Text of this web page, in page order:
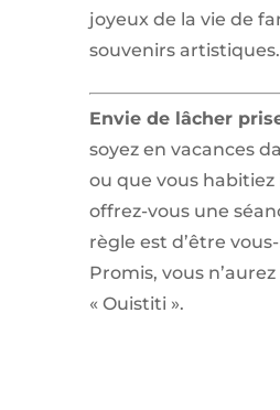
joyeux de la vie de
souvenirs artistiques.
Envie de lâcher
soyez en vacances
ou que vous habitiez
offrez-vous une
règle est d’être
Promis, vous
« Ouistiti ».